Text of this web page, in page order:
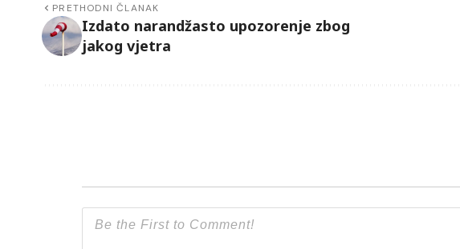
PRETHODNI ČLANAK
Izdato narandžasto upozorenje zbog
jakog vjetra